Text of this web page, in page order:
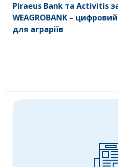
Piraeus Bank та Activitis
WEAGROBANK –
для аграріїв